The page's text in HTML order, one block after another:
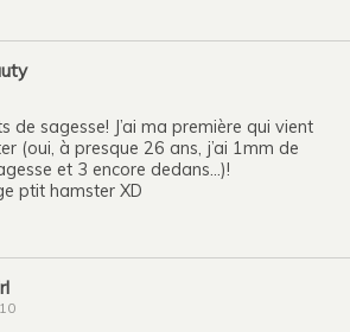
de sagesse! J’ai ma première qui vient
(oui, à presque 26 ans, j’ai 1mm de
et 3 encore dedans…)!
ptit hamster XD